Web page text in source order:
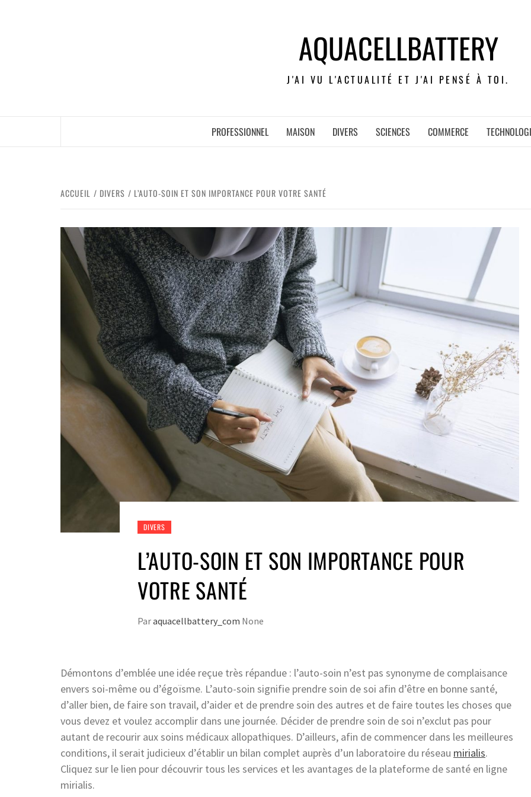
AQUACELLBATTERY
J'AI VU L'ACTUALITÉ ET J'AI PENSÉ À TOI.
PROFESSIONNEL MAISON DIVERS SCIENCES COMMERCE
ACCUEIL DIVERS L’AUTO-SOIN ET SON IMPORTANCE POUR VOTRE SANTÉ
DIVERS
L’AUTO-SOIN ET SON IMPORTANCE POUR
VOTRE SANTÉ
Paraquacellbattery_com None
Démontons d’emblée une idée reçue très répandue : l’auto-soin n’est pas synonyme de complaisance
envers soi-même ou d’égoïsme. L’auto-soin signifie prendre soin de soi afin d’être en bonne santé,
d’aller bien, de faire son travail, d’aider et de prendre soin des autres et de faire toutes les choses que
vous devez et voulez accomplir dans une journée. Décider de prendre soin de soi n’exclut pas pour
autant de recourir aux soins médicaux allopathiques. D’ailleurs, afin de commencer dans les meilleures
conditions, il serait judicieux d’établir un bilan complet auprès d’un laboratoire du réseau mirialis.
Cliquez sur le lien pour découvrir tous les services et les avantages de la plateforme de santé en ligne
mirialis.